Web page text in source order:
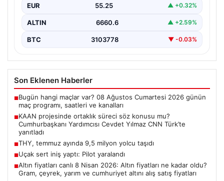
Ortak…
EUR 55.25 ▲ +0.32%
ALTIN 6660.6 ▲ +2.59%
BTC 3103778 ▼ -0.03%
Son Eklenen Haberler
■Bugün hangi maçlar var? 08 Ağustos Cumartesi 2026 günün
maç programı, saatleri ve kanalları
■KAAN projesinde ortaklık süreci söz konusu mu?
Cumhurbaşkanı Yardımcısı Cevdet Yılmaz CNN Türk’te
yanıtladı
■THY, temmuz ayında 9,5 milyon yolcu taşıdı
■Uçak sert iniş yaptı: Pilot yaralandı
■Altın fiyatları canlı 8 Nisan 2026: Altın fiyatları ne kadar oldu?
Gram, çeyrek, yarım ve cumhuriyet altını alış satış fiyatları